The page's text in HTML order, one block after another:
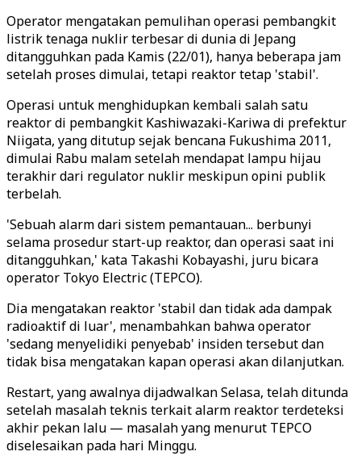
Operator mengatakan pemulihan operasi pembangkit
listrik tenaga nuklir terbesar di dunia di Jepang
ditangguhkan pada Kamis (22/01), hanya beberapa jam
setelah proses dimulai, tetapi reaktor tetap 'stabil'.
Operasi untuk menghidupkan kembali salah satu
reaktor di pembangkit Kashiwazaki-Kariwa di prefektur
Niigata, yang ditutup sejak bencana Fukushima 2011,
dimulai Rabu malam setelah mendapat lampu hijau
terakhir dari regulator nuklir meskipun opini publik
terbelah.
'Sebuah alarm dari sistem pemantauan... berbunyi
selama prosedur start-up reaktor, dan operasi saat ini
ditangguhkan,' kata Takashi Kobayashi, juru bicara
operator Tokyo Electric (TEPCO).
Dia mengatakan reaktor 'stabil dan tidak ada dampak
radioaktif di luar', menambahkan bahwa operator
'sedang menyelidiki penyebab' insiden tersebut dan
tidak bisa mengatakan kapan operasi akan dilanjutkan.
Restart, yang awalnya dijadwalkan Selasa, telah ditunda
setelah masalah teknis terkait alarm reaktor terdeteksi
akhir pekan lalu — masalah yang menurut TEPCO
diselesaikan pada hari Minggu.